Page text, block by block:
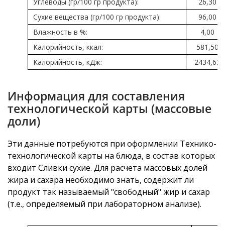
Сухие вещества (гр/100 гр продукта):
96,00
Влажность в %:
4,00
Калорийность, ккал:
581,50
Калорийность, кДж:
2434,62
Информация для составления
технологической карты (массовые
доли)
Эти данные потребуются при оформлении Технико-
технологической карты на блюда, в состав которых
входит Сливки сухие. Для расчета массовых долей
жира и сахара необходимо знать, содержит ли
продукт так называемый "свободный" жир и сахар
(т.е., определяемый при лабораторном анализе).